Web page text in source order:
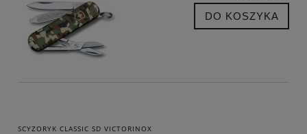
DO KOSZYKA
SCYZORYK CLASSIC SD VICTORINOX